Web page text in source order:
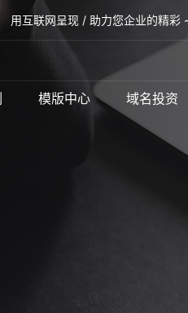
用互联网呈现 / 助力您企业的精彩
模版中心 域名投资